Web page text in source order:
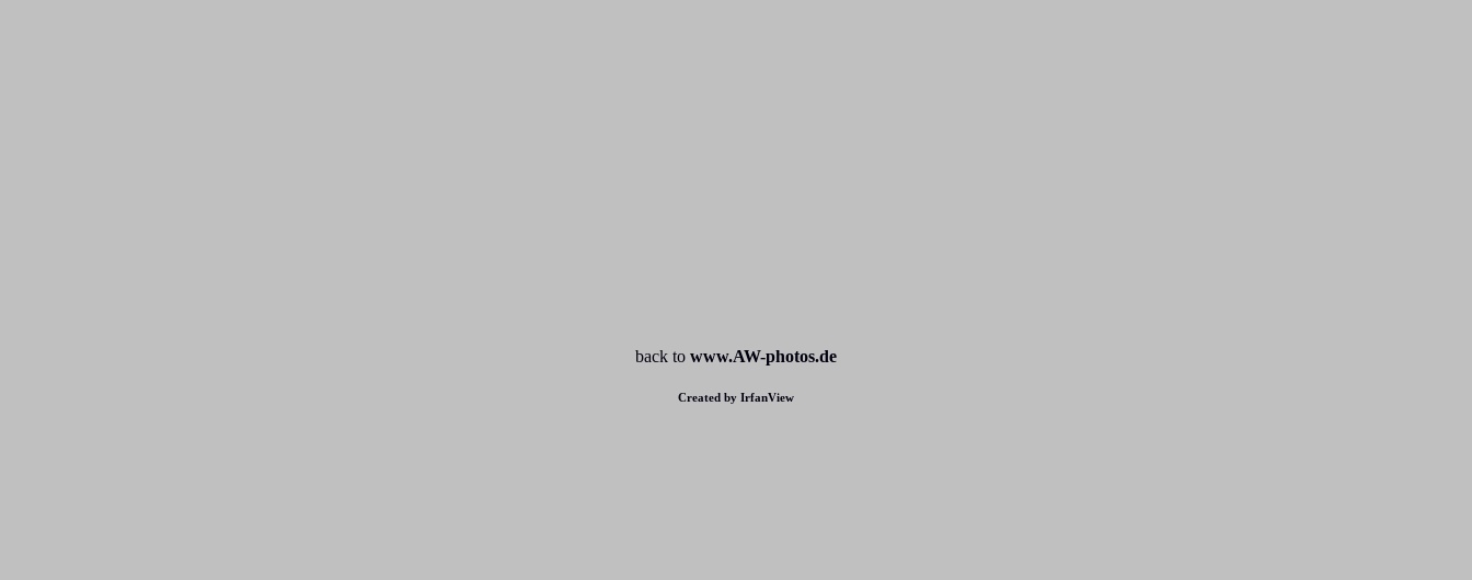
back to www.AW-photos.de
Created by IrfanView